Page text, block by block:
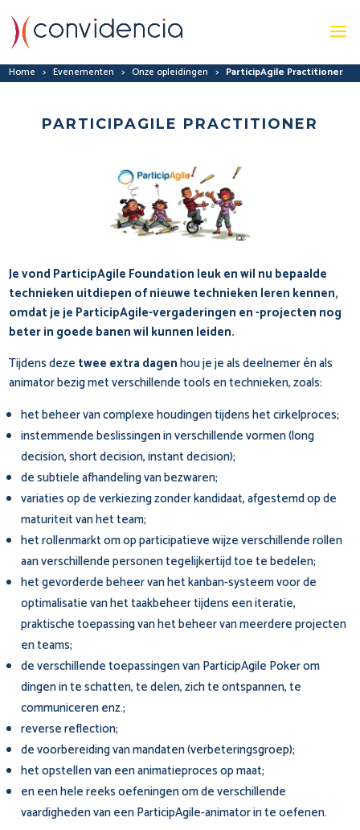
Home >Evenementen >Onze opleidingen > ParticipAgile Practitioner
PARTICIPAGILE PRACTITIONER
Je vond ParticipAgile Foundation leuk en wil nu bepaalde
technieken uitdiepen of nieuwe technieken leren kennen,
omdat je je ParticipAgile-vergaderingen en -projecten nog
beter in goede banen wil kunnen leiden.
Tijdens deze twee extra dagenhou je je als deelnemer én als
animator bezig met verschillende tools en technieken, zoals:
het beheer van complexe houdingen tijdens het cirkelproces;
instemmende beslissingen in verschillende vormen (long
decision, short decision, instant decision);
de subtiele afhandeling van bezwaren;
variaties op de verkiezing zonder kandidaat, afgestemd op de
maturiteit van het team;
het rollenmarkt om op participatieve wijze verschillende rollen
aan verschillende personen tegelijkertijd toe te bedelen;
het gevorderde beheer van het kanban-systeem voor de
optimalisatie van het taakbeheer tijdens een iteratie,
praktische toepassing van het beheer van meerdere projecten
en teams;
de verschillende toepassingen van ParticipAgile Poker om
dingen in te schatten, te delen, zich te ontspannen, te
communiceren enz.;
reverse reflection;
de voorbereiding van mandaten (verbeteringsgroep);
het opstellen van een animatieproces op maat;
en een hele reeks oefeningen om de verschillende
vaardigheden van een ParticipAgile-animator in te oefenen.